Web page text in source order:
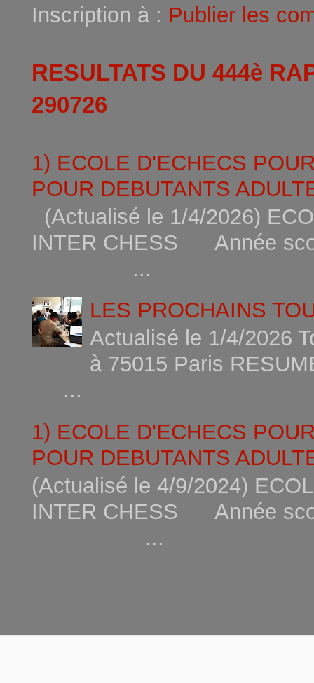
Inscription à : Publier les
RESULTATS DU 444è
290726
1) ECOLE D'ECHECS
POUR DEBUTANTS
(Actualisé le 1/4/2026)
INTER CHESS Année
...
LES PROCHAINS
Actualisé le 1/4/2026
à 75015
...
1) ECOLE D'ECHECS
POUR DEBUTANTS
(Actualisé le 4/9/2024)
INTER CHESS Année
...